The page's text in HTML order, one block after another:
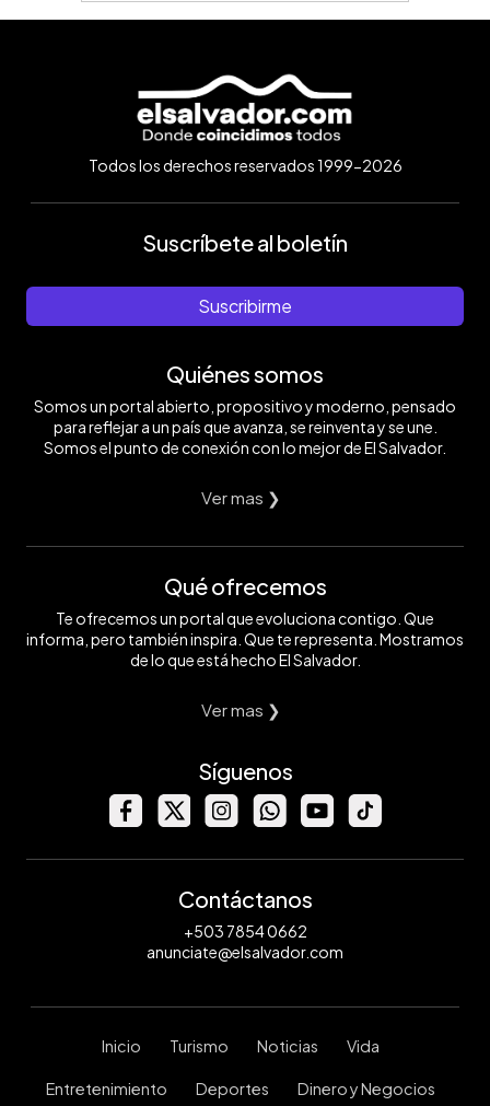
Todos los derechos reservados 1999-2026
Suscríbete al boletín
Suscribirme
Quiénes somos
Somos un portal abierto, propositivo y moderno, pensado
para reflejar a un país que avanza, se reinventa y se une.
Somos el punto de conexión con lo mejor de El Salvador.
Ver mas ❯
Qué ofrecemos
Te ofrecemos un portal que evoluciona contigo. Que
informa, pero también inspira. Que te representa. Mostramos
de lo que está hecho El Salvador.
Ver mas ❯
Síguenos
Contáctanos
+503 7854 0662
anunciate@elsalvador.com
Inicio Turismo Noticias Vida
Entretenimiento Deportes Dinero y Negocios